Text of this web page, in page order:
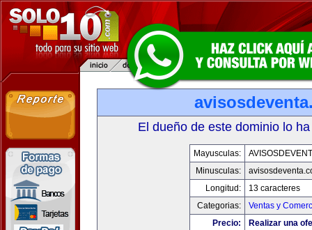
El dueño de este dominio lo
Mayusculas:
Minusculas:
Longitud:
13 caracteres
Categorias:
Ventas y
Precio:
Realizar una